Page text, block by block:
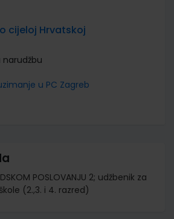
cijeloj Hrvatskoj
narudžbu
u PC Zagreb
POSLOVANJU 2; udžbenik za
(2.,3. i 4. razred)